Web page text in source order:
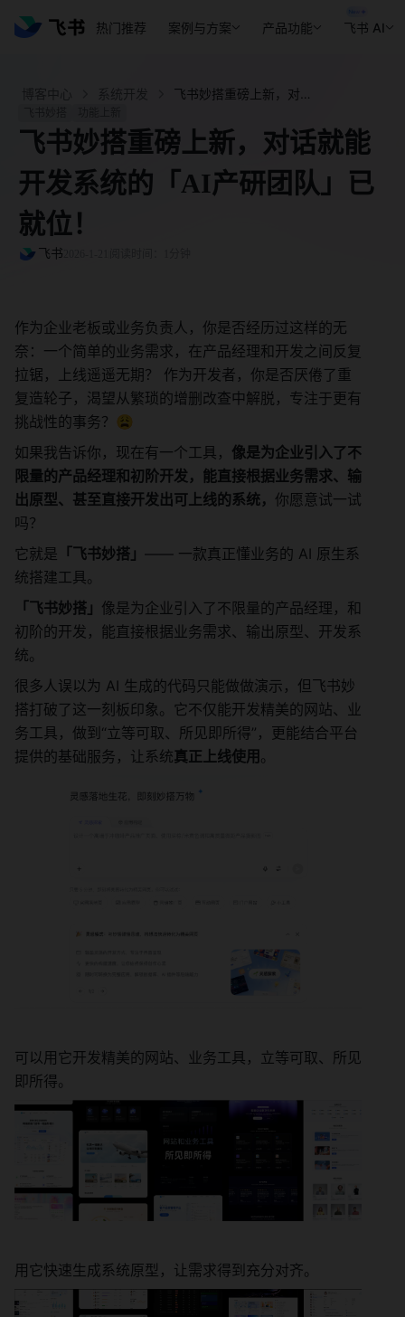
热门推荐 案例与方案 产品功能 飞书 AI
飞书妙搭重磅上新，对话就能
开发系统的「AI产研团队」已
就位！
飞书
作为企业老板或业务负责人，你是否经历过这样的无
奈：一个简单的业务需求，在产品经理和开发之间反复
拉锯，上线遥遥无期？ 作为开发者，你是否厌倦了重
复造轮子，渴望从繁琐的增删改查中解脱，专注于更有
挑战性的事务？😩
如果我告诉你，现在有一个工具， 像是为企业引入了不
限量的产品经理和初阶开发，能直接根据业务需求、输
出原型、甚至直接开发出可上线的系统， 你愿意试一试
吗？
它就是 「飞书妙搭」
—— 一款真正懂业务的 AI 原生系
统搭建工具。
「飞书妙搭」 像是为企业引入了不限量的产品经理，和
初阶的开发，能直接根据业务需求、输出原型、开发系
统。
很多人误以为 AI 生成的代码只能做做演示，但飞书妙
搭打破了这一刻板印象。它不仅能开发精美的网站、业
务工具，做到“立等可取、所见即所得”，更能结合平台
提供的基础服务，让系统真正上线使用 。
可以用它开发精美的网站、业务工具，立等可取、所见
即所得。
用它快速生成系统原型，让需求得到充分对齐。